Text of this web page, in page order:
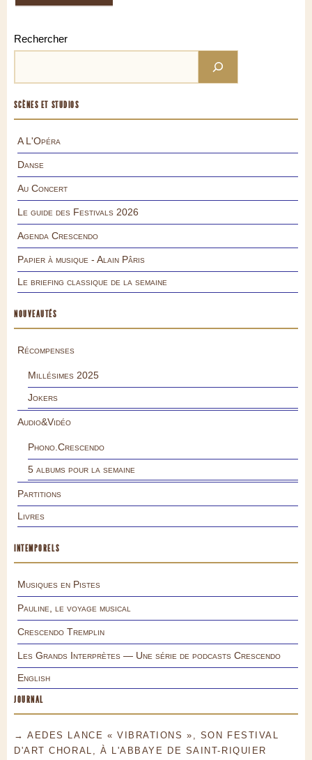
Rechercher
SCÈNES ET STUDIOS
A L'Opéra
Danse
Au Concert
Le guide des Festivals 2026
Agenda Crescendo
Papier à musique - Alain Pâris
Le briefing classique de la semaine
NOUVEAUTÉS
Récompenses
Millésimes 2025
Jokers
Audio&Vidéo
Phono.Crescendo
5 albums pour la semaine
Partitions
Livres
INTEMPORELS
Musiques en Pistes
Pauline, le voyage musical
Crescendo Tremplin
Les Grands Interprètes — Une série de podcasts Crescendo
English
JOURNAL
→ AEDES LANCE « VIBRATIONS », SON FESTIVAL
D'ART CHORAL, À L'ABBAYE DE SAINT-RIQUIER